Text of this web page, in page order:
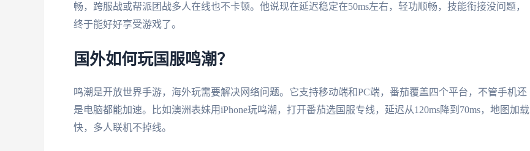
畅，跨服战或帮派团战多人在线也不卡顿。他说现在延迟稳定在50ms左右，轻功顺畅，技能衔接没问题，
终于能好好享受游戏了。
国外如何玩国服鸣潮？
鸣潮是开放世界手游，海外玩需要解决网络问题。它支持移动端和PC端，番茄覆盖四个平台，不管手机还
是电脑都能加速。比如澳洲表妹用iPhone玩鸣潮，打开番茄选国服专线，延迟从120ms降到70ms，地图加载
快，多人联机不掉线。